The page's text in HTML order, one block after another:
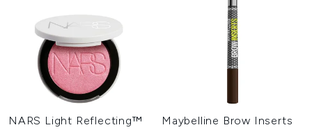
NARS Light Reflecting™
Maybelline Brow Inserts